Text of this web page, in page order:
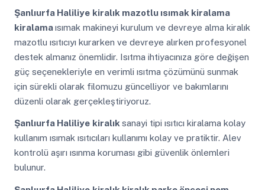
Şanlıurfa Haliliye kiralık mazotlu ısımak kiralama
kiralamaısımak makineyi kurulum ve devreye alma kiralık
mazotlu ısıtıcıyı kurarken ve devreye alırken profesyonel
destek almanız önemlidir. Isıtma ihtiyacınıza göre değişen
güç seçenekleriyle en verimli ısıtma çözümünü sunmak
için sürekli olarak filomuzu güncelliyor ve bakımlarını
düzenli olarak gerçekleştiriyoruz.
Şanlıurfa Haliliye kiralık sanayi tipi ısıtıcı kiralama kolay
kullanım ısımak ısıtıcıları kullanımı kolay ve pratiktir. Alev
kontrolü aşırı ısınma koruması gibi güvenlik önlemleri
bulunur.